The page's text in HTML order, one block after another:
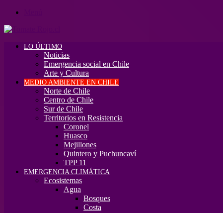
LO ÚLTIMO
Noticias
Emergencia social en Chile
Arte y Cultura
MEDIO AMBIENTE EN CHILE
Norte de Chile
Centro de Chile
Sur de Chile
Territorios en Resistencia
Coronel
Huasco
Mejillones
Quintero y Puchuncaví
TPP 11
EMERGENCIA CLIMÁTICA
Ecosistemas
Agua
Bosques
Costa